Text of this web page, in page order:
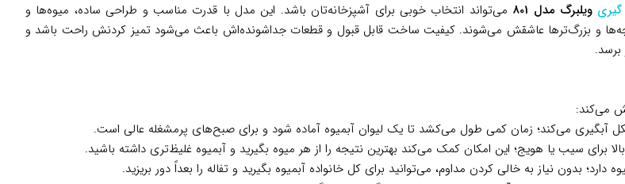
گیری ویلبرگ مدل 801
می‌تواند انتخاب خوبی برای آشپزخانه‌تان باشد. این مدل با قدرت مناسب و طراحی ساده، میوه‌ها و
و بزرگ‌ترها عاشقش می‌شوند. کیفیت ساخت قابل قبول و قطعات جداشونده‌اش باعث می‌شود تمیز کردنش راحت باشد و
می‌کند:
می‌کند؛ زمان کمی طول می‌کشد تا یک لیوان آبمیوه آماده شود و برای صبح‌های پرمشغله عالی است.
سیب یا هویج؛ این امکان کمک می‌کند بهترین نتیجه را از هر میوه بگیرید و آبمیوه غلیظ‌تری داشته باشید.